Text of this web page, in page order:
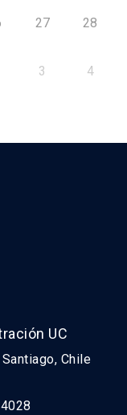
27 28
3 4
UC
Chile